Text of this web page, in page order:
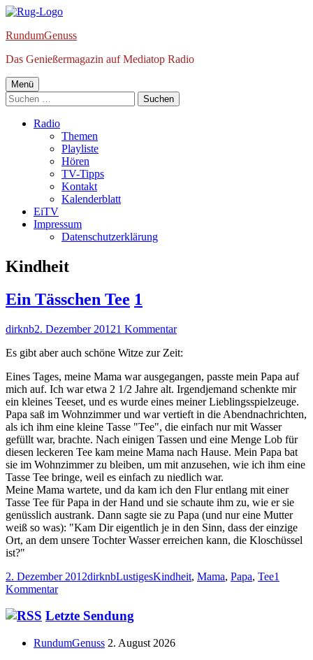
Springe
Inhalt
RundumGenuss
Das Genießermagazin auf Mediatop Radio
Primäres
Menü
Menü
Suchen
nach:
Radio
Themen
Playliste
Hören
TV-Tipps
Kontakt
Kalenderblatt
EiTV
Impressum
Datenschutzerklärung
Schlagwort:
Kindheit
Ein Tässchen Tee 1
Autor
dirknbVeröffentlicht
2. Dezember 20121 Kommentarzu
Tässchen
Es gibt aber auch schöne Witze zur Zeit:
Eines Tages, meine Mama war ausgegangen, passte mein Papa auf
mich auf. Ich war etwa 2 1/2 Jahre alt. Irgendjemand schenkte mir
ein kleines Teeset, und es wurde eines meiner Lieblingsspielzeuge.
Papa saß im Wohnzimmer und war vertieft in die Abendnachrichten,
als ich ihm eine kleine Tasse "Tee", die einfach nur mit Wasser
gefüllt war, brachte. Nach einigen Tassen und eine Menge Lob für
diesen leckeren Tee kam meine Mama nach Hause. Mein Papa bat
sie im Wohnzimmer zu bleiben, um mit anzusehen, wie ich ihm eine
Tasse Tee bringe, weil es einfach zu niedlich war.
Meine Mama wartete, und da kam ich den Flur entlang mit einer
Tasse Tee für Papa in der Hand und sie schaute ihm zu, wie er sie
genüsslich austrank. Dann sagte sie zu Papa (und nur eine Mutter
weiß so was): "Kam Dir eigentlich je in den Sinn, dass der einzige
Ort, an dem unsere Tochter Wasser erreichen kann, die Kloschüssel
ist?"
Veröffentlicht
am
2. Dezember 2012Autor
dirknbKategorien
LustigesSchlagwörter
Kindheit, Mama, Papa, Tee1
Kommentarzu
Tässchen
Haupt-
Seitenleiste
Letzte Sendung
RundumGenuss 2. August 2026